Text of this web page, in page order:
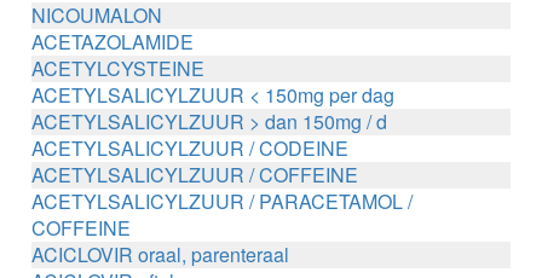
NICOUMALON
ACETAZOLAMIDE
ACETYLCYSTEINE
ACETYLSALICYLZUUR < 150mg per dag
ACETYLSALICYLZUUR > dan 150mg / d
ACETYLSALICYLZUUR / CODEINE
ACETYLSALICYLZUUR / COFFEINE
ACETYLSALICYLZUUR / PARACETAMOL /
COFFEINE
ACICLOVIR oraal, parenteraal